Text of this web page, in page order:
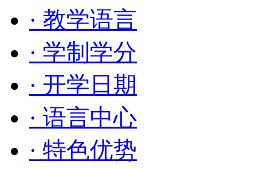
· 教学语言
· 学制学分
· 开学日期
· 语言中心
· 特色优势